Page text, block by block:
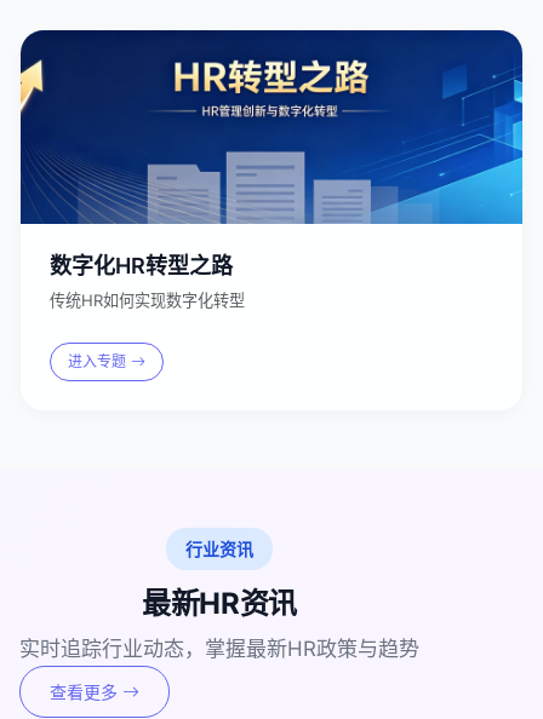
数字化HR转型之路
传统HR如何实现数字化转型
进入专题
行业资讯
最新HR资讯
实时追踪行业动态，掌握最新HR政策与趋势
查看更多